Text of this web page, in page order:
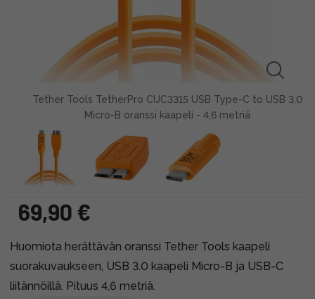
Tether Tools TetherPro CUC3315 USB Type-C to USB 3.0
Micro-B oranssi kaapeli - 4,6 metriä
69,90 €
Huomiota herättävän oranssi Tether Tools kaapeli
suorakuvaukseen, USB 3.0 kaapeli Micro-B ja USB-C
liitännöillä. Pituus 4,6 metriä.